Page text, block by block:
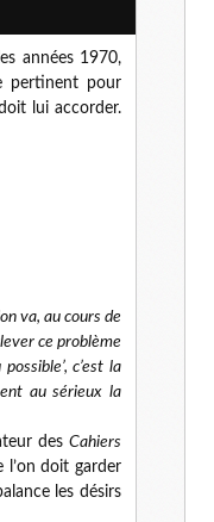
années 1970,
pertinent pour
lui accorder.
va, au cours de
ce problème
c’est la
au sérieux la
desCahiers
l’on doit garder
les désirs